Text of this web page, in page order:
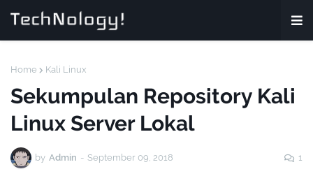
Home Kali Linux
Sekumpulan Repository Kali
Linux Server Lokal
by Admin - September 09, 2018 1